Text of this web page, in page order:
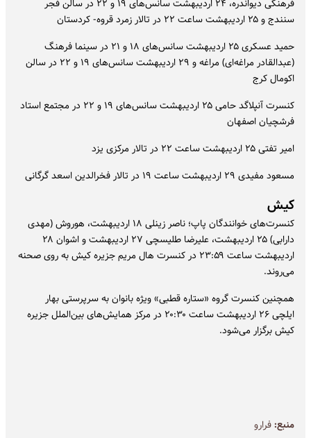
فرهنگی دیواندره، ۲۴ اردیبهشت سانس‌های ۱۹ و ۲۲ در سالن فجر
سنندج و ۲۵ اردیبهشت ساعت ۲۲ در تالار زمرد قروه- کردستان
حمید عسکری ۲۵ اردیبهشت سانس‌های ۱۸ و ۲۱ در سینما فرهنگ
(عبدالقادر مراغه‌ای) مراغه و ۲۹ اردیبهشت سانس‌های ۱۹ و ۲۲ در سالن
اکومال کرج
کنسرت آنپلاگد حامی ۲۵ اردیبهشت سانس‌های ۱۹ و ۲۲ در مجتمع استاد
فرشچیان اصفهان
امیر تفتی ۲۵ اردیبهشت ساعت ۲۲ در تالار مرکزی یزد
مسعود مفیدی ۲۹ اردیبهشت ساعت ۱۹ در تالار فخرالدین اسعد گرگانی
کیش
کنسرت‌های خوانندگان پاپ؛ ناصر زینلی ۱۸ اردیبهشت، هوروش (مهدی
دارابی) ۲۵ اردیبهشت، علیرضا طلیسچی ۲۷ اردیبهشت و اشوان ۲۸
اردیبهشت ساعت ۲۳:۵۹ در کنسرت هال مریم جزیره کیش به روی صحنه
می‌روند.
همچنین کنسرت گروه «ستاره قطبی» ویژه بانوان به سرپرستی بهار
ایلچی ۲۶ اردیبهشت ساعت ۲۰:۳۰ در مرکز همایش‌های بین‌الملل جزیره
کیش برگزار می‌شود.
منبع:فرارو